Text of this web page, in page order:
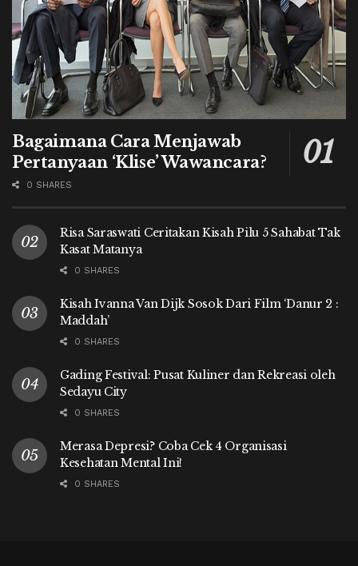
Bagaimana Cara Menjawab
Pertanyaan ‘Klise’ Wawancara?
0 SHARES
Risa Saraswati Ceritakan Kisah Pilu 5 Sahabat Tak
Kasat Matanya
0 SHARES
Kisah Ivanna Van Dijk Sosok Dari Film ‘Danur 2 :
Maddah’
0 SHARES
Gading Festival: Pusat Kuliner dan Rekreasi oleh
Sedayu City
0 SHARES
Merasa Depresi? Coba Cek 4 Organisasi
Kesehatan Mental Ini!
0 SHARES